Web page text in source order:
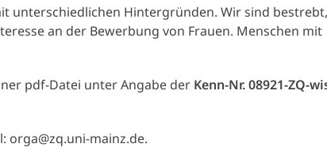
unterschiedlichen Hintergründen. Wir sind
an der Bewerbung von Frauen. Menschen mit
pdf-Datei unter Angabe der Kenn-Nr. 08921-ZQ-
orga@zq.uni-mainz.de.